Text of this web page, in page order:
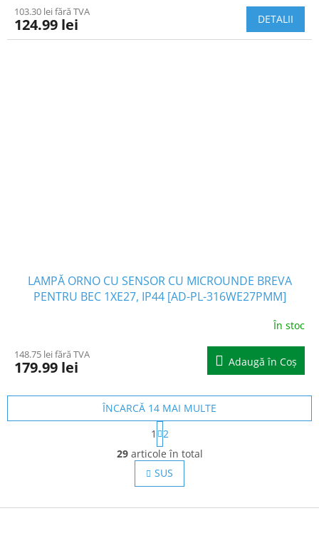
103.30 lei fără TVA
124.99 lei DETALII
LAMPĂ ORNO CU SENSOR CU MICROUNDE BREVA
PENTRU BEC 1XE27, IP44 [AD-PL-316WE27PMM]
În stoc
148.75 lei fără TVA
179.99 lei Adaugă în Coş
C
o
n
t
o
ÎNCARCĂ 14 MAI MULTE
P
a
g
i
n
a
e
1
2
29articole în total
SUS
S